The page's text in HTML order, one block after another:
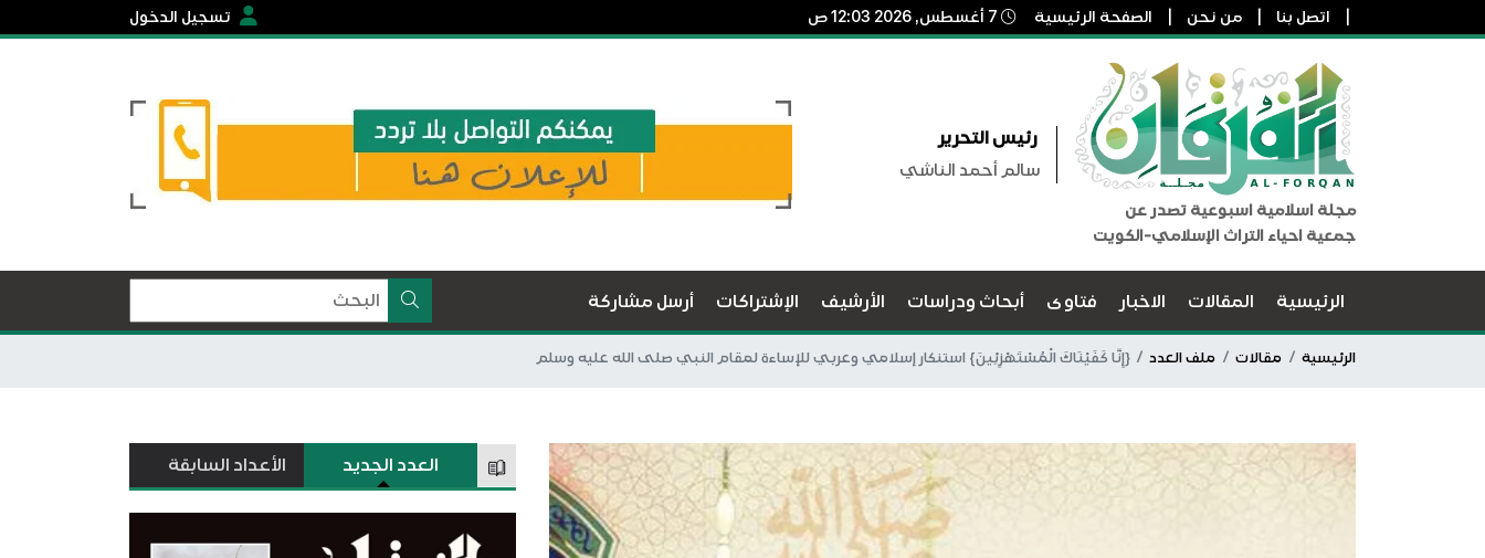
اتصل بنا من نحن الصفحة الرئيسية تسجيل الدخول
مجلة اسلامية اسبوعية تصدر عن
جمعية احياء التراث الإسلامي-الكويت
رئيس التحرير
سالم أحمد الناشي
الرئيسية المقالات الاخبار فتاوى أبحاث ودراسات الأرشيف الإشتراكات أرسل مشاركة
الرئيسية مقالات ملف العدد {إِنَّا كَفَيْنَاكَ الْمُسْتَهْزِئِينَ} استنكار إسلامي وعربي للإساءة لمقام النبي صلى الله عليه وسلم
العدد الجديد الأعداد السابقة